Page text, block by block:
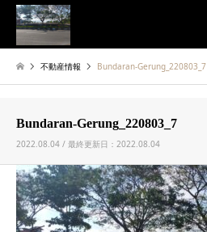
不動産情報 Bundaran-Gerung_220803_7
Bundaran-Gerung_220803_7
2022.08.04 / 最終更新日：2022.08.04